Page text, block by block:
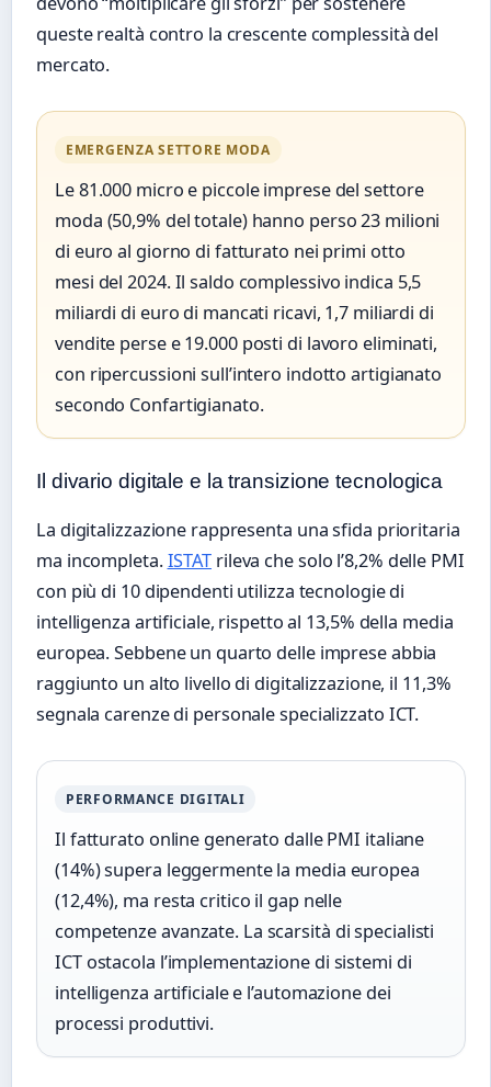
queste realtà contro la crescente complessità del
mercato.
EMERGENZA SETTORE MODA
Le 81.000 micro e piccole imprese del settore
moda (50,9% del totale) hanno perso 23 milioni
di euro al giorno di fatturato nei primi otto
mesi del 2024. Il saldo complessivo indica 5,5
miliardi di euro di mancati ricavi, 1,7 miliardi di
vendite perse e 19.000 posti di lavoro eliminati,
con ripercussioni sull’intero indotto artigianato
secondo Confartigianato.
Il divario digitale e la transizione tecnologica
La digitalizzazione rappresenta una sfida prioritaria
ma incompleta.ISTAT rileva che solo l’8,2% delle PMI
con più di 10 dipendenti utilizza tecnologie di
intelligenza artificiale, rispetto al 13,5% della media
europea. Sebbene un quarto delle imprese abbia
raggiunto un alto livello di digitalizzazione, il 11,3%
segnala carenze di personale specializzato ICT.
PERFORMANCE DIGITALI
Il fatturato online generato dalle PMI italiane
(14%) supera leggermente la media europea
(12,4%), ma resta critico il gap nelle
competenze avanzate. La scarsità di specialisti
ICT ostacola l’implementazione di sistemi di
intelligenza artificiale e l’automazione dei
processi produttivi.